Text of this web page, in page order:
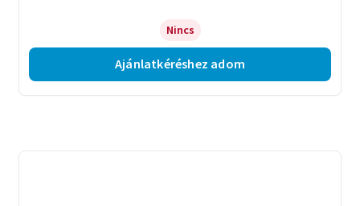
Nincs
Ajánlatkéréshez adom